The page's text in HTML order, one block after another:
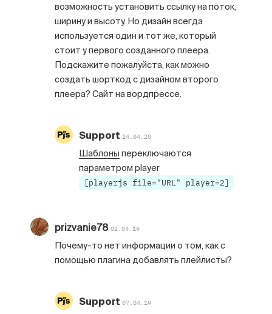
возможность установить ссылку на поток,
ширину и высоту. Но дизайн всегда
используется один и тот же, который
стоит у первого созданного плеера.
Подскажите пожалуйста, как можно
создать шорткод с дизайном второго
плеера? Сайт на вордпрессе.
Support 24.04.20
Шаблоны переключаются
параметром player
[playerjs file="URL" player=2]
prizvanie7802.04.19
Почему-то нет информации о том, как с
помощью плагина добавлять плейлисты?
Support07.04.19